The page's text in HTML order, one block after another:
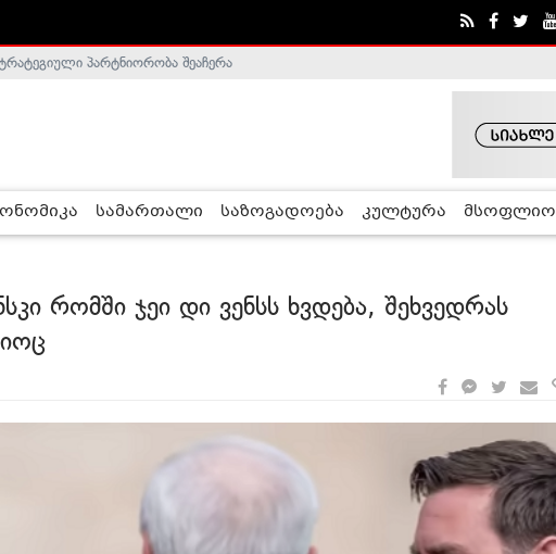
არალეგიტიმურია - ჰელსინკის კომისია
პარტნიორობა შეაჩერა
სამართალი საზოგადოება კულტურა მსოფლიო
რომში ჯეი დი ვენსს ხვდება, შეხვედრას